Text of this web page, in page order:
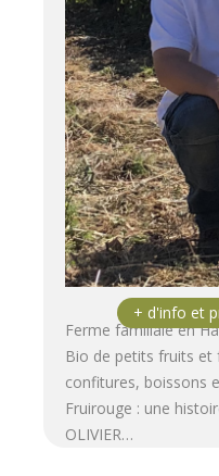
Ferme familiale en
Bio de petits fruits et
confitures, boissons
Fruirouge : une
OLIVIER…